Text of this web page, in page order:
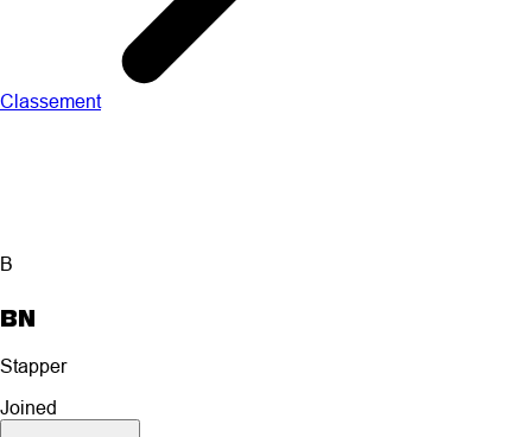
Classement
B
BN
Stapper
Joined